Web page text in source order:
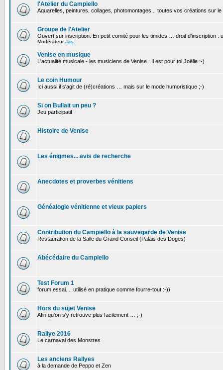
l'Atelier du Campiello
Aquarelles, peintures, collages, photomontages... toutes vos créations sur le
Groupe de l'Atelier
Ouvert sur inscription. En petit comité pour les timides … droit d’inscription :
ModérateurJas
Venise en musique
L'actualité musicale - les musiciens de Venise : Il est pour toi Joëlle :-)
Le coin Humour
Ici aussi il s'agit de (ré)créations … mais sur le mode humoristique ;-)
Si on Bullait un peu ?
Jeu participatif
Histoire de Venise
Les énigmes... avis de recherche
Anecdotes et proverbes vénitiens
Généalogie vénitienne et vieux papiers
Contribution du Campiello à la sauvegarde de Venise
Restauration de la Salle du Grand Conseil (Palais des Doges)
Abécédaire du Campiello
Test Forum 1
forum essai.... utilisé en pratique comme fourre-tout :-))
Hors du sujet Venise
Afin qu'on s'y retrouve plus facilement … ;-)
Rallye 2016
Le carnaval des Monstres
Les anciens Rallyes
à la demande de Peppo et Zen